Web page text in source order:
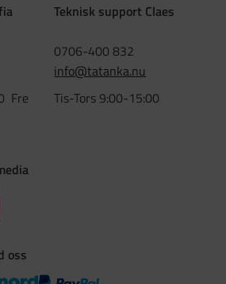
Fre
Teknisk support Claes
0706-400 832
info@tatanka.nu
Tis-Tors 9:00-15:00
oss